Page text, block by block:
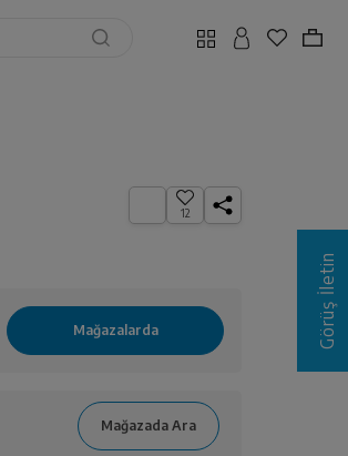
12
Görüş İletin